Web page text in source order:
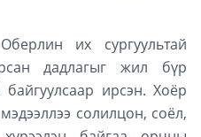
их сургуультай
дадлагыг жил бүр
ирсэн. Хоёр
солилцон, соёл,